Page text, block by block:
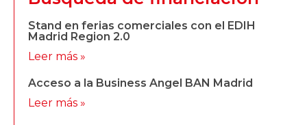
Stand en ferias comerciales con el EDIH
Madrid Region 2.0
Leer más »
Acceso a la Business Angel BAN Madrid
Leer más »